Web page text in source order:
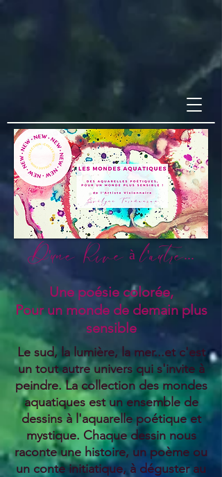
D'une Rive à l'autre...
Une poésie colorée,
Pour un monde de demain plus
sensible
Le sud, la lumière, la mer...et c'est
un tout autre univers qui s'invite à
peindre. La collection des mondes
aquatiques est un ensemble de
dessins à l'aquarelle poétique et
mystique. Chaque dessin nous
raconte une histoire, un poème ou
un conte initiatique, à déguster au